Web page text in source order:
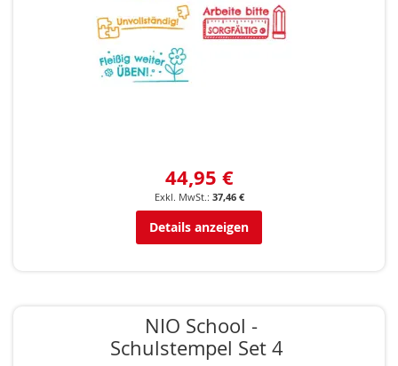
44,95 €
37,46 €
Details anzeigen
NIO School -
Schulstempel Set 4